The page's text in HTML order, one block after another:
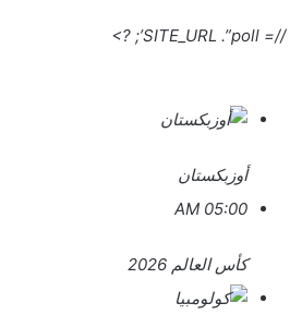
//= SITE_URL .”poll’; ?>
أوزبكستان
05:00 AM
كأس العالم 2026